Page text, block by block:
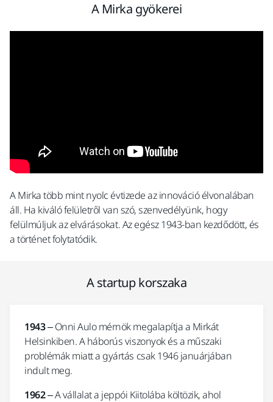
A Mirka gyökerei
A Mirka több mint nyolc évtizede az innováció élvonalában
áll. Ha kiváló felületről van szó, szenvedélyünk, hogy
felülmúljuk az elvárásokat. Az egész 1943-ban kezdődött, és
a történet folytatódik.
A startup korszaka
1943– Onni Aulo mérnök megalapítja a Mirkát
Helsinkiben. A háborús viszonyok és a műszaki
problémák miatt a gyártás csak 1946 januárjában
indult meg.
1962– A vállalat a jeppói Kiitolába költözik, ahol